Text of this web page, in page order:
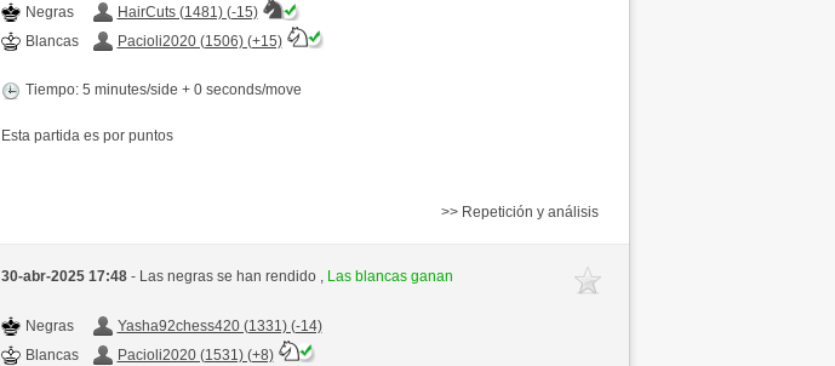
Negras
HairCuts (1481) (-15)
Blancas
Pacioli2020 (1506) (+15)
Tiempo: 5 minutes/side + 0 seconds/move
Esta partida es por puntos
>> Repetición y análisis
30-abr-2025 17:48 - Las negras se han rendido , Las blancas ganan
Negras
Yasha92chess420 (1331) (-14)
Blancas
Pacioli2020 (1531) (+8)